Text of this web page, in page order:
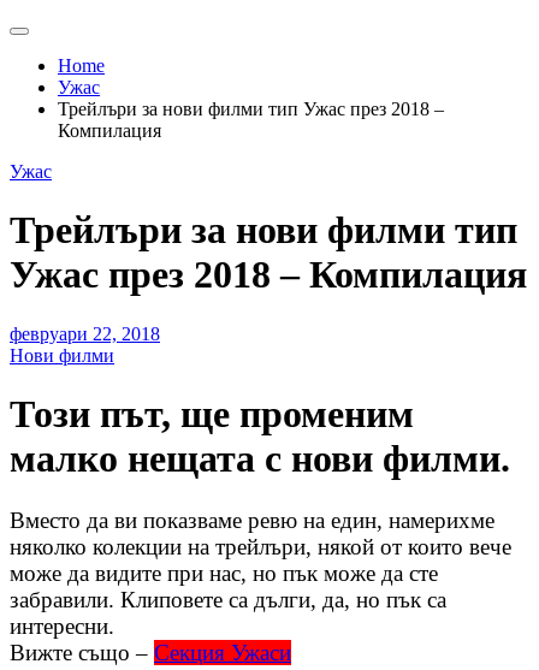
Home
Ужас
Трейлъри за нови филми тип Ужас през 2018 –
Компилация
Ужас
Трейлъри за нови филми тип
Ужас през 2018 – Компилация
февруари 22, 2018
Нови филми
Този път, ще променим
малко нещата с нови филми.
Вместо да ви показваме ревю на един, намерихме
няколко колекции на трейлъри, някой от които вече
може да видите при нас, но пък може да сте
забравили. Клиповете са дълги, да, но пък са
интересни.
Вижте също – Секция Ужаси